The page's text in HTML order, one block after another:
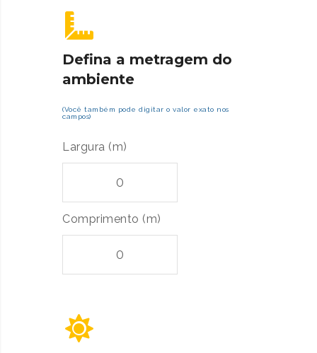
Defina a metragem do
ambiente
(Você também pode digitar o valor exato nos
campos)
Largura (m)
Comprimento (m)